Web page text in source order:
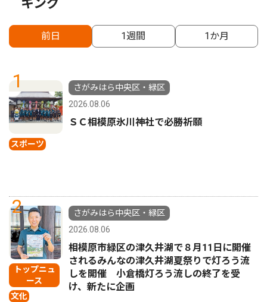
キング
前日 1週間 1か月
1
スポーツ
さがみはら中央区・緑区
2026.08.06
ＳＣ相模原氷川神社で必勝祈願
2
トップニュ
ース
文化
さがみはら中央区・緑区
2026.08.06
相模原市緑区の津久井湖で８月11日に開催
されるみんなの津久井湖夏祭りで灯ろう流
しを開催 小倉橋灯ろう流しの終了を受
け、新たに企画